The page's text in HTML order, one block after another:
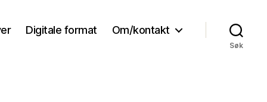
Digitale format Om/kontakt
Søk